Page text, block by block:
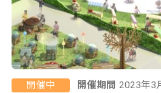
開催中 開催期間 2023年3